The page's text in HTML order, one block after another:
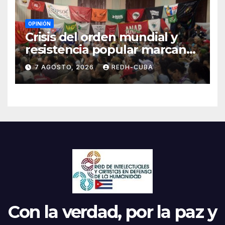
OPINIÓN
Crisis del orden mundial y
resistencia popular marcan
el inicio de la IV Asamblea
Continental de ALBA
Movimientos en Cuba
7 AGOSTO, 2026 REDH-CUBA
Con la verdad, por la paz y